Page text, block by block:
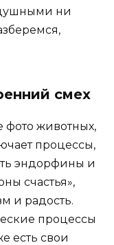
ни
смех
животных,
процессы,
эндорфины и
счастья»,
и радость.
процессы
есть свои